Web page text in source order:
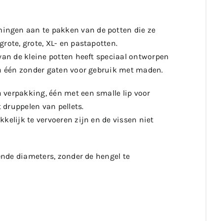
aan te pakken van de potten die ze
grote, XL- en pastapotten.
de kleine potten heeft speciaal ontworpen
zonder gaten voor gebruik met maden.
één met een smalle lip voor
van pellets.
te vervoeren zijn en de vissen niet
diameters, zonder de hengel te